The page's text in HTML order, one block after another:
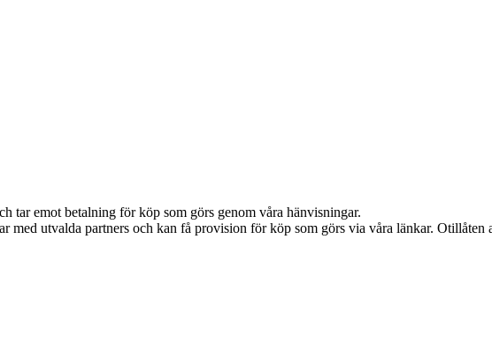
tar emot betalning för köp som görs genom våra hänvisningar.
utvalda partners och kan få provision för köp som görs via våra länkar. Otillåten